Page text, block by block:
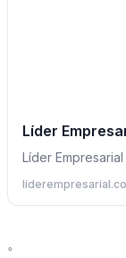
Líder
Líder Empresarial
。